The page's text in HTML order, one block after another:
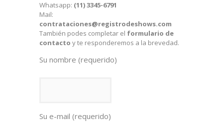
Whatsapp: (11) 3345-6791
Mail:
contrataciones@registrodeshows.com
También podes completar el formulario de
contacto y te responderemos a la brevedad.
Su nombre (requerido)
Su e-mail (requerido)